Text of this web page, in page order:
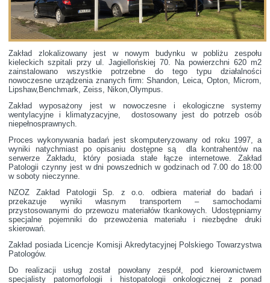
Zakład zlokalizowany jest w nowym budynku w pobliżu zespołu
kieleckich szpitali przy ul. Jagiellońskiej 70. Na powierzchni 620 m2
zainstalowano wszystkie potrzebne do tego typu działalności
nowoczesne urządzenia znanych firm: Shandon, Leica, Opton, Microm,
Lipshaw,Benchmark, Zeiss, Nikon,Olympus.
Zakład wyposażony jest w nowoczesne i ekologiczne systemy
wentylacyjne i klimatyzacyjne, dostosowany jest do potrzeb osób
niepełnosprawnych.
Proces wykonywania badań jest skomputeryzowany od roku 1997, a
wyniki natychmiast po opisaniu dostępne są dla kontrahentów na
serwerze Zakładu, który posiada stałe łącze internetowe. Zakład
Patologii czynny jest w dni powszednich w godzinach od 7.00 do 18:00
w soboty nieczynne.
NZOZ Zakład Patologii Sp. z o.o. odbiera materiał do badań i
przekazuje wyniki własnym transportem – samochodami
przystosowanymi do przewozu materiałów tkankowych. Udostępniamy
specjalne pojemniki do przewożenia materiału i niezbędne druki
skierowań.
Zakład posiada Licencje Komisji Akredytacyjnej Polskiego Towarzystwa
Patologów.
Do realizacji usług został powołany zespół, pod kierownictwem
specjalisty patomorfologii i histopatologii onkologicznej z ponad